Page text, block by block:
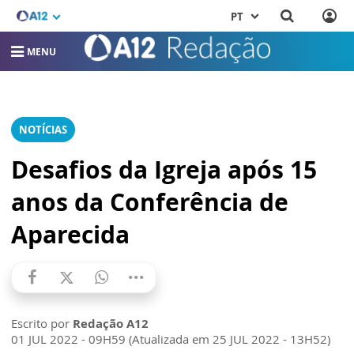
PT
MENU
NOTÍCIAS
Desafios da Igreja após 15
anos da Conferência de
Aparecida
Escrito por Redação A12
01 JUL 2022 - 09H59 (Atualizada em 25 JUL 2022 - 13H52)